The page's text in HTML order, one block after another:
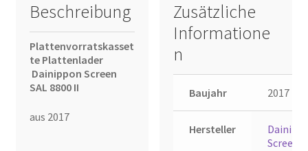
Beschreibung
Plattenvorratskasset
te Plattenlader
Dainippon Screen
SAL 8800 II
aus 2017
Zusätzliche
Informatione
n
Baujahr 2017
Hersteller
Screen